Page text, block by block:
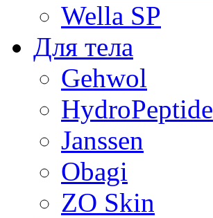
Wella SP
Для тела
Gehwol
HydroPeptide
Janssen
Obagi
ZO Skin